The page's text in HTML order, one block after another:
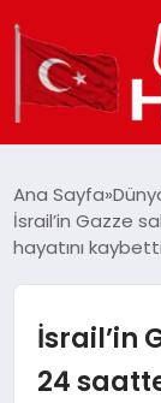
DÜNYA
Ana Sayfa
İsrail’in Gazze
hayatını kaybetti
İsrail’in
24